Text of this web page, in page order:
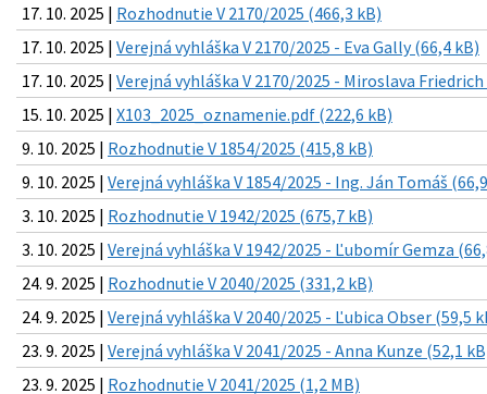
17. 10. 2025 | Rozhodnutie V 2170/2025 (466,3 kB)
17. 10. 2025 | Verejná vyhláška V 2170/2025 - Eva Gally (66,4 kB)
17. 10. 2025 | Verejná vyhláška V 2170/2025 - Miroslava
15. 10. 2025 | X103_2025_oznamenie.pdf (222,6 kB)
9. 10. 2025 | Rozhodnutie V 1854/2025 (415,8 kB)
9. 10. 2025 | Verejná vyhláška V 1854/2025 - Ing. Ján Tomáš
3. 10. 2025 | Rozhodnutie V 1942/2025 (675,7 kB)
3. 10. 2025 | Verejná vyhláška V 1942/2025 - Ľubomír Gemza
24. 9. 2025 | Rozhodnutie V 2040/2025 (331,2 kB)
24. 9. 2025 | Verejná vyhláška V 2040/2025 - Ľubica Obser (59,5
23. 9. 2025 | Verejná vyhláška V 2041/2025 - Anna Kunze (52,1
23. 9. 2025 | Rozhodnutie V 2041/2025 (1,2 MB)